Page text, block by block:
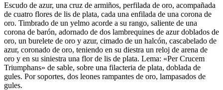
Escudo de azur, una cruz de armiños, perfilada de oro, acompañada
de cuatro flores de lis de plata, cada una enfilada de una corona de
oro. Timbrado de un yelmo acorde a su rango, saliente de una
corona de barón, adornado de dos lambrequines de azur doblados de
oro, un burelete de oro y azur, cimado de un halcón, cascabelado de
azur, coronado de oro, teniendo en su diestra un reloj de arena de
oro y en su siniestra una flor de lis de plata. Lema: «Per Crucem
Triumphans» de sable, sobre una filacteria de plata, doblada de
gules. Por soportes, dos leones rampantes de oro, lampasados de
gules.